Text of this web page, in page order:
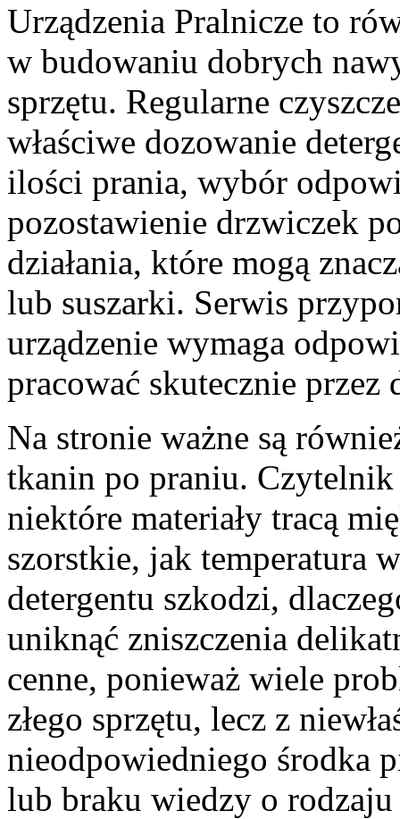
Urządzenia Pralnicze to
w budowaniu dobrych
sprzętu. Regularne
właściwe dozowanie
ilości prania, wybór
pozostawienie drzwiczek
działania, które mogą
lub suszarki. Serwis
urządzenie wymaga
pracować skutecznie przez
Na stronie ważne są
tkanin po praniu. Czytelnik
niektóre materiały tracą
szorstkie, jak temperatura
detergentu szkodzi,
uniknąć zniszczenia
cenne, ponieważ wiele
złego sprzętu, lecz z
nieodpowiedniego środka
lub braku wiedzy o rodzaju